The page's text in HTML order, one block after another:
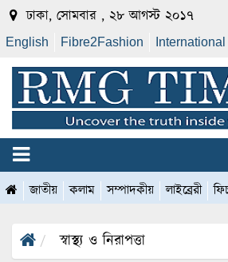
ঢাকা, সোমবার , ২৮ আগস্ট ২০১৭
English Fibre2Fashion International
জাতীয় কলাম সম্পাদকীয় লাইব্রেরী
স্বাস্থ্য ও নিরাপত্তা